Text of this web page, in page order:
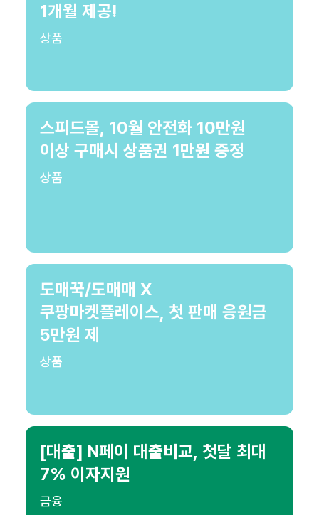
1개월 제공!
상품
스피드몰, 10월 안전화 10만원
이상 구매시 상품권 1만원 증정
상품
도매꾹/도매매 X
쿠팡마켓플레이스, 첫 판매 응원금
5만원 제
상품
[대출] N페이 대출비교, 첫달 최대
7% 이자지원
금융